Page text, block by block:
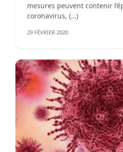
mesures peuvent contenir
coronavirus, (…)
29 FÉVRIER 2020